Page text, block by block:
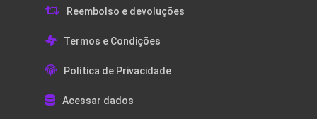
Reembolso e devoluções
Termos e Condições
Política de Privacidade
Acessar dados